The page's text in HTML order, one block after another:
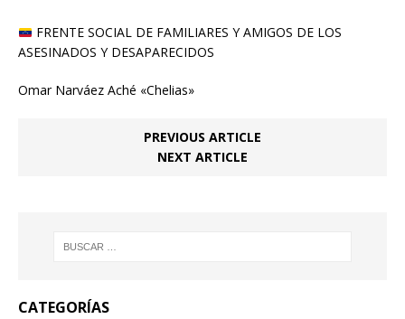
FRENTE SOCIAL DE FAMILIARES Y AMIGOS DE LOS
ASESINADOS Y DESAPARECIDOS
Omar Narváez Aché «Chelias»
PREVIOUS ARTICLE
NEXT ARTICLE
CATEGORÍAS